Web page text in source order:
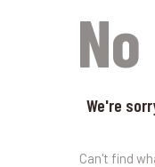
We're
Can't find